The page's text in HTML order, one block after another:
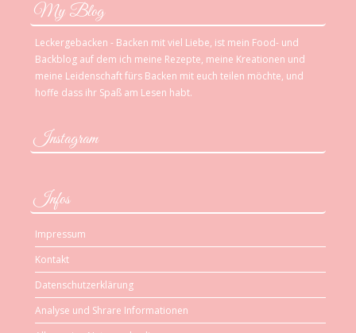
My Blog
Leckergebacken - Backen mit viel Liebe, ist mein Food- und
Backblog auf dem ich meine Rezepte, meine Kreationen und
meine Leidenschaft fürs Backen mit euch teilen möchte, und
hoffe dass ihr Spaß am Lesen habt.
Instagram
Infos
Impressum
Kontakt
Datenschutzerklärung
Analyse und Shrare Informationen